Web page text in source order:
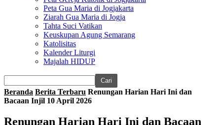
Peta Gua Maria di Jogjakarta
Ziarah Gua Maria di Jogja
Tahta Suci Vatikan
Keuskupan Agung Semarang
Katolisitas
Kalender Liturgi
Majalah HIDUP
Beranda Berita Terbaru Renungan Harian Hari Ini dan
Bacaan Injil 10 April 2026
Renungan Harian Hari Ini dan Bacaan